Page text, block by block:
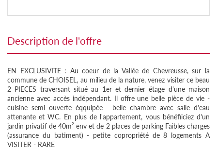
description de l'offre
EN EXCLUSIVITE : Au coeur de la Vallée de Chevreusse, sur la
commune de CHOISEL, au milieu de la nature, venez visiter ce beau
2 PIECES traversant situé au 1er et dernier étage d'une maison
ancienne avec accès indépendant. Il offre une belle pièce de vie -
cuisine semi ouverte éqquipée - belle chambre avec salle d'eau
attenante et WC. En plus de l'appartement, vous bénéfiiciez d'un
jardin privatif de 40m² env et de 2 places de parking Faibles charges
(assurance du batiment) - petite copropriété de 8 logements A
VISITER - RARE